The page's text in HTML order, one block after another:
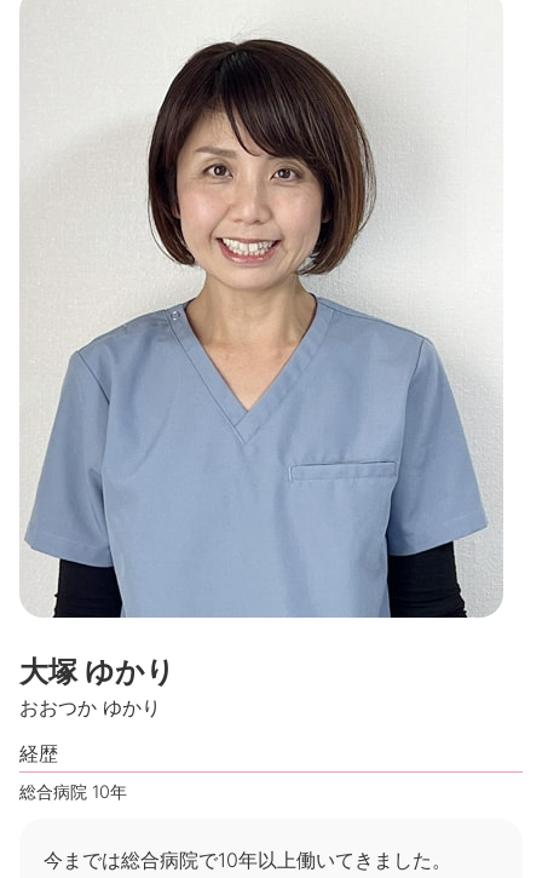
大塚 ゆかり
おおつか ゆかり
経歴
総合病院 10年
今までは総合病院で10年以上働いてきました。